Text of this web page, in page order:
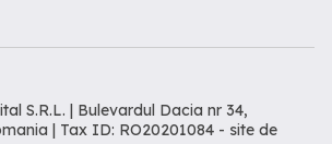
S.R.L. | Bulevardul Dacia nr 34,
| Tax ID: RO20201084 - site de